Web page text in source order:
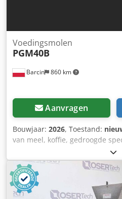
Barcin 860 km
Voedingsmolen
PGM40B
Aanvragen
Bouwjaar: 2026, Toestand:
van meel, koffie, gedroogde
Maalbereik van 20–120 mesh.
uur. Motorsnelheid 3400 omw/
kg. Benodigde vermogen 11
van een extra stofafzuiging met
machine is vervaardigd uit RVS